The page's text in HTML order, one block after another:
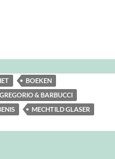
BOEKEN
& BARBUCCI
MECHTILD GLASER